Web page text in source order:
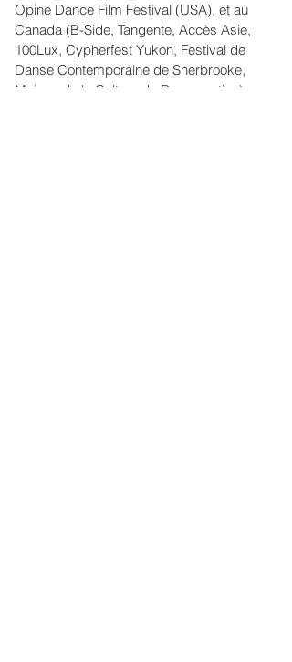
Opine Dance Film Festival (USA), et au
Canada (B-Side, Tangente, Accès Asie,
100Lux, Cypherfest Yukon, Festival de
Danse Contemporaine de Sherbrooke,
Maison de la Culture de Rosemont) où nous